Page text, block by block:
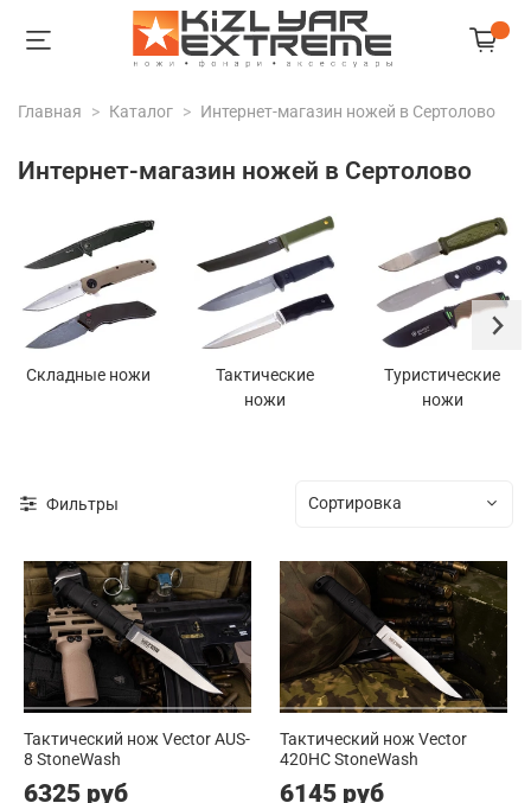
Главная Каталог Интернет-магазин ножей в Сертолово
Интернет-магазин ножей в Сертолово
Складные ножи
Тактические
ножи
Туристические
ножи
Фильтры
Тактический нож Vector AUS-
8 StoneWash
6325 руб
Тактический нож Vector
420HC StoneWash
6145 руб